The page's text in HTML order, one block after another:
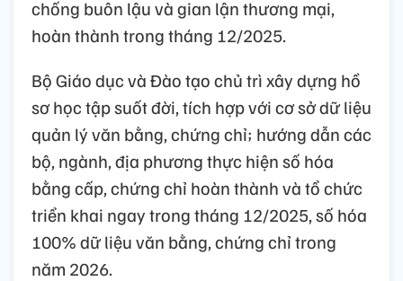
chống buôn lậu và gian lận thương mại,
hoàn thành trong tháng 12/2025.
Bộ Giáo dục và Đào tạo chủ trì xây dựng hồ
sơ học tập suốt đời, tích hợp với cơ sở dữ liệu
quản lý văn bằng, chứng chỉ; hướng dẫn các
bộ, ngành, địa phương thực hiện số hóa
bằng cấp, chứng chỉ hoàn thành và tổ chức
triển khai ngay trong tháng 12/2025, số hóa
100% dữ liệu văn bằng, chứng chỉ trong
năm 2026.